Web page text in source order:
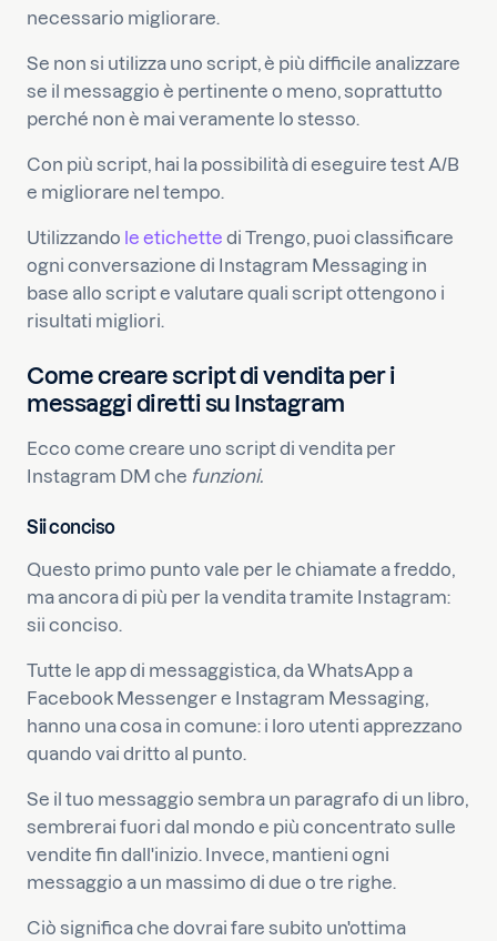
necessario migliorare.
Se non si utilizza uno script, è più difficile analizzare
se il messaggio è pertinente o meno, soprattutto
perché non è mai veramente lo stesso.
Con più script, hai la possibilità di eseguire test A/B
e migliorare nel tempo.
Utilizzando le etichette di Trengo, puoi classificare
ogni conversazione di Instagram Messaging in
base allo script e valutare quali script ottengono i
risultati migliori.
Come creare script di vendita per i
messaggi diretti su Instagram
Ecco come creare uno script di vendita per
Instagram DM che funzioni.
Sii conciso
Questo primo punto vale per le chiamate a freddo,
ma ancora di più per la vendita tramite Instagram:
sii conciso.
Tutte le app di messaggistica, da WhatsApp a
Facebook Messenger e Instagram Messaging,
hanno una cosa in comune: i loro utenti apprezzano
quando vai dritto al punto.
Se il tuo messaggio sembra un paragrafo di un libro,
sembrerai fuori dal mondo e più concentrato sulle
vendite fin dall'inizio. Invece, mantieni ogni
messaggio a un massimo di due o tre righe.
Ciò significa che dovrai fare subito un'ottima